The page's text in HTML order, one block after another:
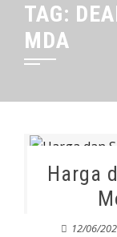
TAG:
MDA
Harga
12/06/